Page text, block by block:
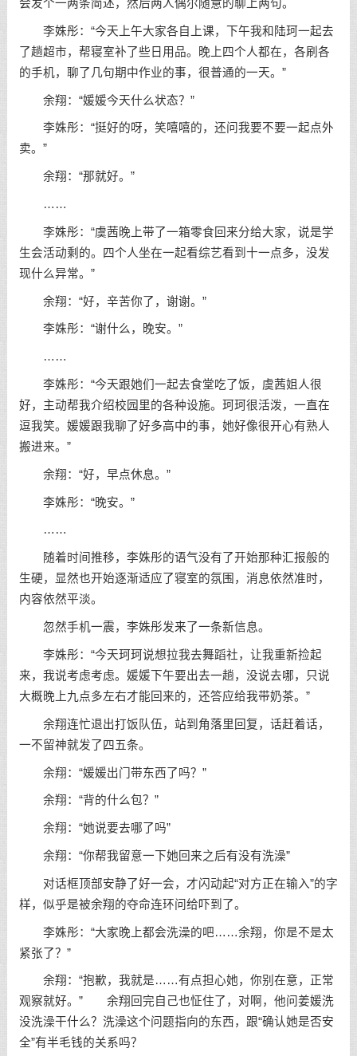
会发个一两条简述，然后两人偶尔随意的聊上两句。
李姝彤：“今天上午大家各自上课，下午我和陆珂一起去
了趟超市，帮寝室补了些日用品。晚上四个人都在，各刷各
的手机，聊了几句期中作业的事，很普通的一天。”
余翔：“媛媛今天什么状态？”
李姝彤：“挺好的呀，笑嘻嘻的，还问我要不要一起点外
卖。”
余翔：“那就好。”
……
李姝彤：“虞茜晚上带了一箱零食回来分给大家，说是学
生会活动剩的。四个人坐在一起看综艺看到十一点多，没发
现什么异常。”
余翔：“好，辛苦你了，谢谢。”
李姝彤：“谢什么，晚安。”
……
李姝彤：“今天跟她们一起去食堂吃了饭，虞茜姐人很
好，主动帮我介绍校园里的各种设施。珂珂很活泼，一直在
逗我笑。媛媛跟我聊了好多高中的事，她好像很开心有熟人
搬进来。”
余翔：“好，早点休息。”
李姝彤：“晚安。”
……
随着时间推移，李姝彤的语气没有了开始那种汇报般的
生硬，显然也开始逐渐适应了寝室的氛围，消息依然准时，
内容依然平淡。
忽然手机一震，李姝彤发来了一条新信息。
李姝彤：“今天珂珂说想拉我去舞蹈社，让我重新捡起
来，我说考虑考虑。媛媛下午要出去一趟，没说去哪，只说
大概晚上九点多左右才能回来的，还答应给我带奶茶。”
余翔连忙退出打饭队伍，站到角落里回复，话赶着话，
一不留神就发了四五条。
余翔：“媛媛出门带东西了吗？”
余翔：“背的什么包？”
余翔：“她说要去哪了吗”
余翔：“你帮我留意一下她回来之后有没有洗澡”
对话框顶部安静了好一会，才闪动起“对方正在输入”的字
样，似乎是被余翔的夺命连环问给吓到了。
李姝彤：“大家晚上都会洗澡的吧……余翔，你是不是太
紧张了？”
余翔：“抱歉，我就是……有点担心她，你别在意，正常
观察就好。” 余翔回完自己也怔住了，对啊，他问姜媛洗
没洗澡干什么？洗澡这个问题指向的东西，跟“确认她是否安
全”有半毛钱的关系吗？